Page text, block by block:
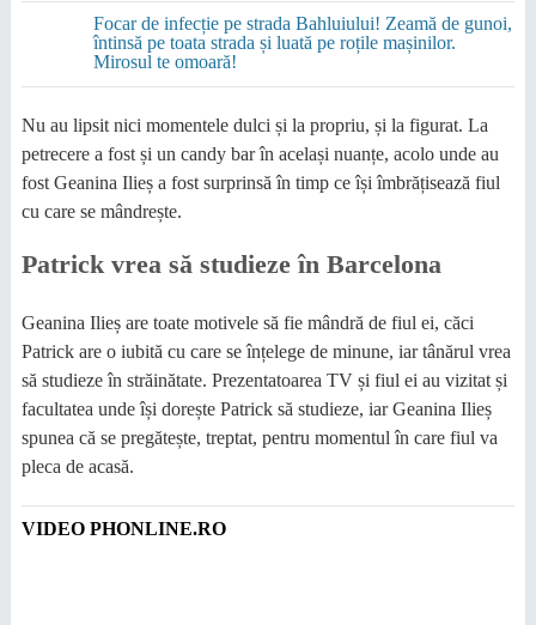
Focar de infecție pe strada Bahluiului! Zeamă de gunoi,
întinsă pe toata strada și luată pe roțile mașinilor.
Mirosul te omoară!
Nu au lipsit nici momentele dulci și la propriu, și la figurat. La
petrecere a fost și un candy bar în același nuanțe, acolo unde au
fost Geanina Ilieș a fost surprinsă în timp ce își îmbrățisează fiul
cu care se mândrește.
Patrick vrea să studieze în Barcelona
Geanina Ilieș are toate motivele să fie mândră de fiul ei, căci
Patrick are o iubită cu care se înțelege de minune, iar tânărul vrea
să studieze în străinătate. Prezentatoarea TV și fiul ei au vizitat și
facultatea unde își dorește Patrick să studieze, iar Geanina Ilieș
spunea că se pregătește, treptat, pentru momentul în care fiul va
pleca de acasă.
VIDEO PHONLINE.RO